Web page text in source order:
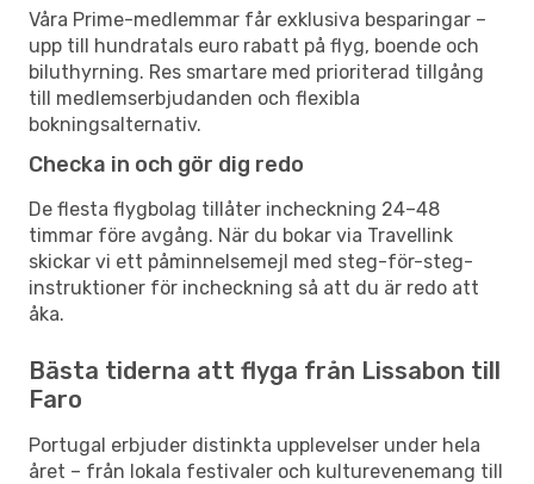
Våra Prime-medlemmar får exklusiva besparingar –
upp till hundratals euro rabatt på flyg, boende och
biluthyrning. Res smartare med prioriterad tillgång
till medlemserbjudanden och flexibla
bokningsalternativ.
Checka in och gör dig redo
De flesta flygbolag tillåter incheckning 24–48
timmar före avgång. När du bokar via Travellink
skickar vi ett påminnelsemejl med steg-för-steg-
instruktioner för incheckning så att du är redo att
åka.
Bästa tiderna att flyga från Lissabon till
Faro
Portugal erbjuder distinkta upplevelser under hela
året – från lokala festivaler och kulturevenemang till